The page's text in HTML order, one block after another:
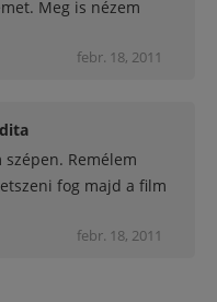
Meg is nézem
febr. 18, 2011
szépen. Remélem
fog majd a film
febr. 18, 2011